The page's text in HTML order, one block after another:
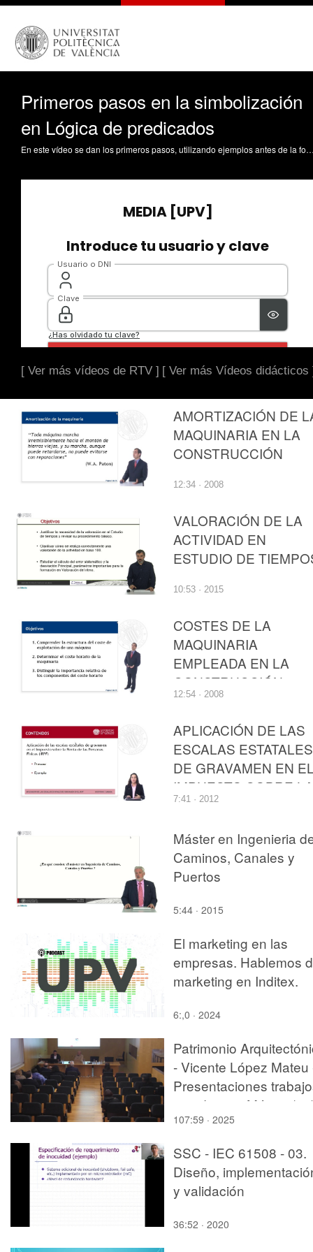
Primeros pasos en la simbolización
en Lógica de predicados
En este vídeo se dan los primeros pasos, utilizando ejemplos antes de la formalización matemática, de la simbolización en Lógica de predicados. Jordan Lluch, C. (2021). Primeros pasos
[ Ver más vídeos de RTV ] [ Ver más Vídeos didácticos
AMORTIZACIÓN DE
MAQUINARIA EN LA
CONSTRUCCIÓN
12:34 · 2008
VALORACIÓN DE LA
ACTIVIDAD EN
ESTUDIO DE
10:53 · 2015
COSTES DE LA
MAQUINARIA
EMPLEADA EN LA
CONSTRUCCIÓN
12:54 · 2008
APLICACIÓN DE LAS
ESCALAS ESTATALES
DE GRAVAMEN EN
IMPUESTO SOBRE LA
RENTA DE LAS
7:41 · 2012
Máster en Ingenieria
Caminos, Canales y
Puertos
5:44 · 2015
El marketing en las
empresas. Hablemos
marketing en Inditex.
6:,0 · 2024
Patrimonio
- Vicente López Mateu
Presentaciones
estudiantes Máster
107:59 · 2025
SSC - IEC 61508 - 03.
Diseño,
y validación
36:52 · 2020